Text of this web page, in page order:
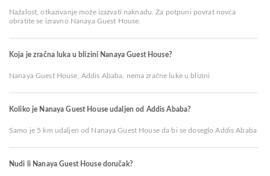
Nažalost, otkazivanje može izazvati naknadu. Za potpuni povrat novca
obratite se izravno Nanaya Guest House.
Koja je zračna luka u blizini Nanaya Guest House?
Nanaya Guest House, Addis Ababa, nema zračne luke u blizini
Koliko je Nanaya Guest House udaljen od Addis Ababa?
Samo je 5 km udaljen od Nanaya Guest House da bi se doseglo Addis Ababa
Nudi li Nanaya Guest House doručak?